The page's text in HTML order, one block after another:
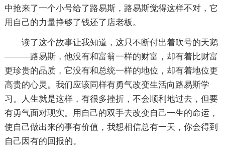
中抢来了一个小号给了路易斯，路易斯觉得这样不对，它
用自己的力量挣够了钱还了店老板。
读了这个故事让我知道，这只不断付出着吹号的天鹅
———路易斯，他没有和富翁一样的财富，却有着比财富
更珍贵的品质，它没有和总统一样的地位，却有着地位更
高贵的心灵。我们应该同样有勇气改变生活向路易斯学
习。人生就是这样，有很多挫折，不会顺利地过去，但要
有勇气面对现实。用自己的双手去改变自己一生的命运，
使自己做出来的事有价值，我想相信总有一天，你会得到
自己因有的回报的。